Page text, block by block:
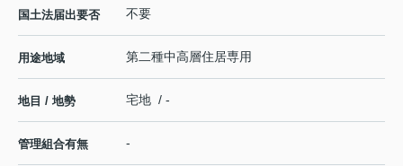
国土法届出要否 不要
用途地域 第二種中高層住居専用
地目 / 地勢 宅地 / -
管理組合有無 -